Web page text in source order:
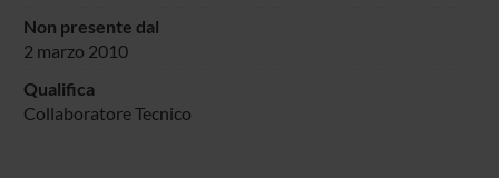
Non presente dal
2 marzo 2010
Qualifica
Collaboratore Tecnico